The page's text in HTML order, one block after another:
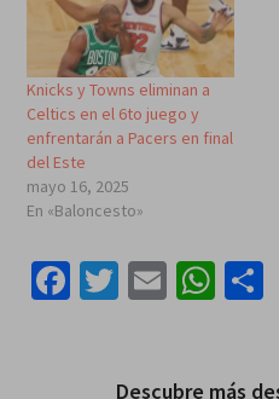
Knicks y Towns eliminan a
Celtics en el 6to juego y
enfrentarán a Pacers en final
del Este
mayo 16, 2025
En «Baloncesto»
Facebook
Twitter
Email
Descubre más